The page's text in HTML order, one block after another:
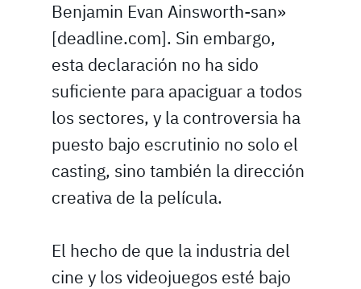
Benjamin Evan Ainsworth-san»
[deadline.com]. Sin embargo,
esta declaración no ha sido
suficiente para apaciguar a todos
los sectores, y la controversia ha
puesto bajo escrutinio no solo el
casting, sino también la dirección
creativa de la película.
El hecho de que la industria del
cine y los videojuegos esté bajo